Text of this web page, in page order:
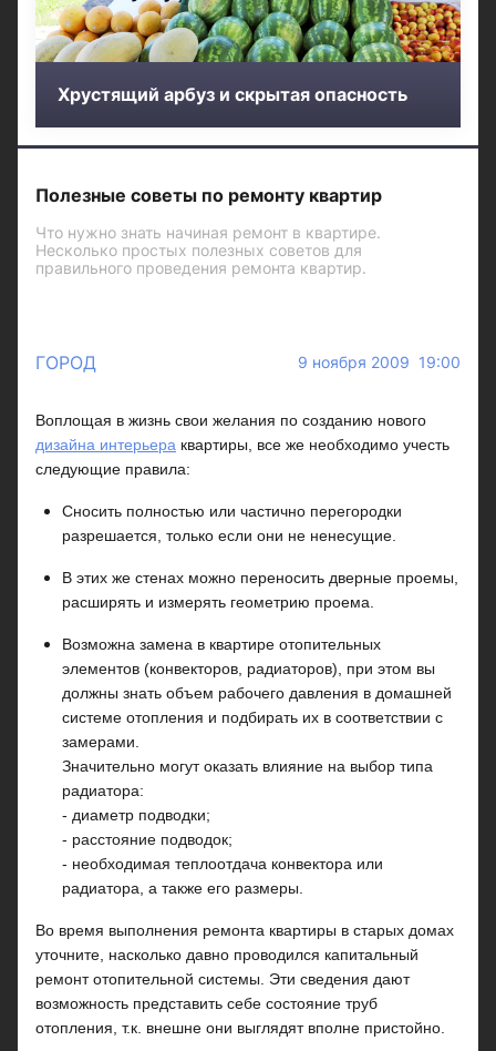
Хрустящий арбуз и скрытая опасность
Полезные советы по ремонту квартир
Что нужно знать начиная ремонт в квартире.
Несколько простых полезных советов для
правильного проведения ремонта квартир.
ГОРОД 9 ноября 2009 19:00
Воплощая в жизнь свои желания по созданию нового
дизайна интерьера квартиры, все же необходимо учесть
следующие правила:
Сносить полностью или частично перегородки
разрешается, только если они не ненесущие.
В этих же стенах можно переносить дверные проемы,
расширять и измерять геометрию проема.
Возможна замена в квартире отопительных
элементов (конвекторов, радиаторов), при этом вы
должны знать объем рабочего давления в домашней
системе отопления и подбирать их в соответствии с
замерами.
Значительно могут оказать влияние на выбор типа
радиатора:
- диаметр подводки;
- расстояние подводок;
- необходимая теплоотдача конвектора или
радиатора, а также его размеры.
Во время выполнения ремонта квартиры в старых домах
уточните, насколько давно проводился капитальный
ремонт отопительной системы. Эти сведения дают
возможность представить себе состояние труб
отопления, т.к. внешне они выглядят вполне пристойно.